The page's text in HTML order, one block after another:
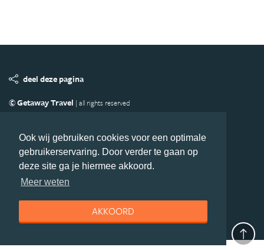
Ook wij gebruiken cookies voor een optimale
gebruikerservaring. Door verder te gaan op
deze site ga je hiermee akkoord.
Meer weten
AKKOORD
deel deze pagina
© Getaway Travel | all rights reserved
Copyright
Privacy statement Disclaimer
Cookies
Volg Afrika.nl
Nieuwsbrief
Facebook